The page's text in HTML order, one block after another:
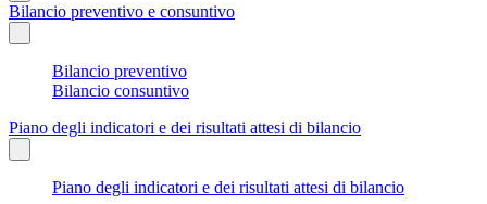
Bilancio preventivo e consuntivo
Bilancio preventivo
Bilancio consuntivo
Piano degli indicatori e dei risultati attesi di bilancio
Piano degli indicatori e dei risultati attesi di bilancio